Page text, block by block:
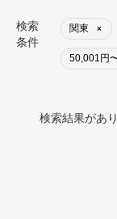
検索
条件
関東 ×
50,001円
検索結果があ